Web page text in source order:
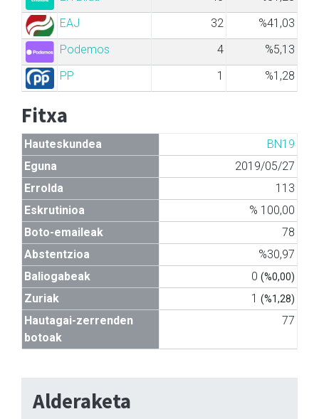
EAJ
32
%41,03
Podemos
4
%5,13
PP
1 %1,28
Fitxa
Hauteskundea
BN19
Eguna
2019/05/27
Errolda
113
Eskrutinioa
% 100,00
Boto-emaileak
78
Abstentzioa
%30,97
Baliogabeak
0 (%0,00)
Zuriak 1 (%1,28)
Hautagai-zerrenden
botoak
77
Alderaketa